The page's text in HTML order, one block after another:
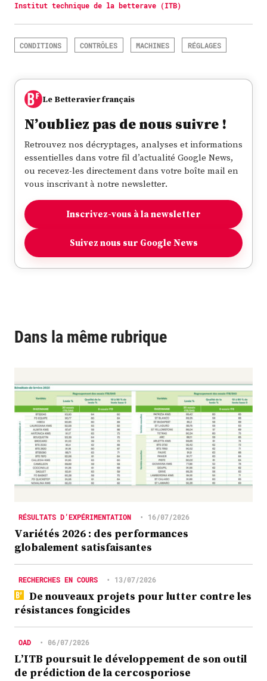
Institut technique de la betterave (ITB)
CONDITIONS CONTRÔLES MACHINES RÉGLAGES
Le Betteravier français
N’oubliez pas de nous suivre !
Retrouvez nos décryptages, analyses et informations
essentielles dans votre fil d’actualité Google News,
ou recevez-les directement dans votre boîte mail en
vous inscrivant à notre newsletter.
Inscrivez-vous à la newsletter
Suivez nous sur Google News
Dans la même rubrique
RÉSULTATS D’EXPÉRIMENTATION • 16/07/2026
Variétés 2026 : des performances
globalement satisfaisantes
RECHERCHES EN COURS • 13/07/2026
De nouveaux projets pour lutter contre les
résistances fongicides
OAD • 06/07/2026
L’ITB poursuit le développement de son outil
de prédiction de la cercosporiose